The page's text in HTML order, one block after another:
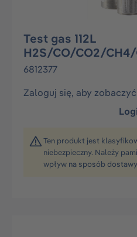
Test gas 112L
H2S/CO/CO2/
6812377
Zaloguj się, aby
Ten produkt jest
niebezpieczny. Należy
wpływ na sposób